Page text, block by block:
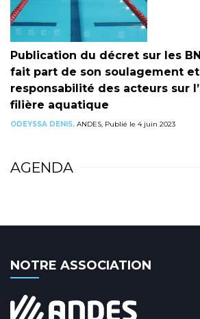
Publication du décret sur les
fait part de son soulagement
responsabilité des acteurs sur
filière aquatique
ODEYSSA DENIS, ANDES, Publié le 4 juin 2023
AGENDA
NOTRE ASSOCIATION